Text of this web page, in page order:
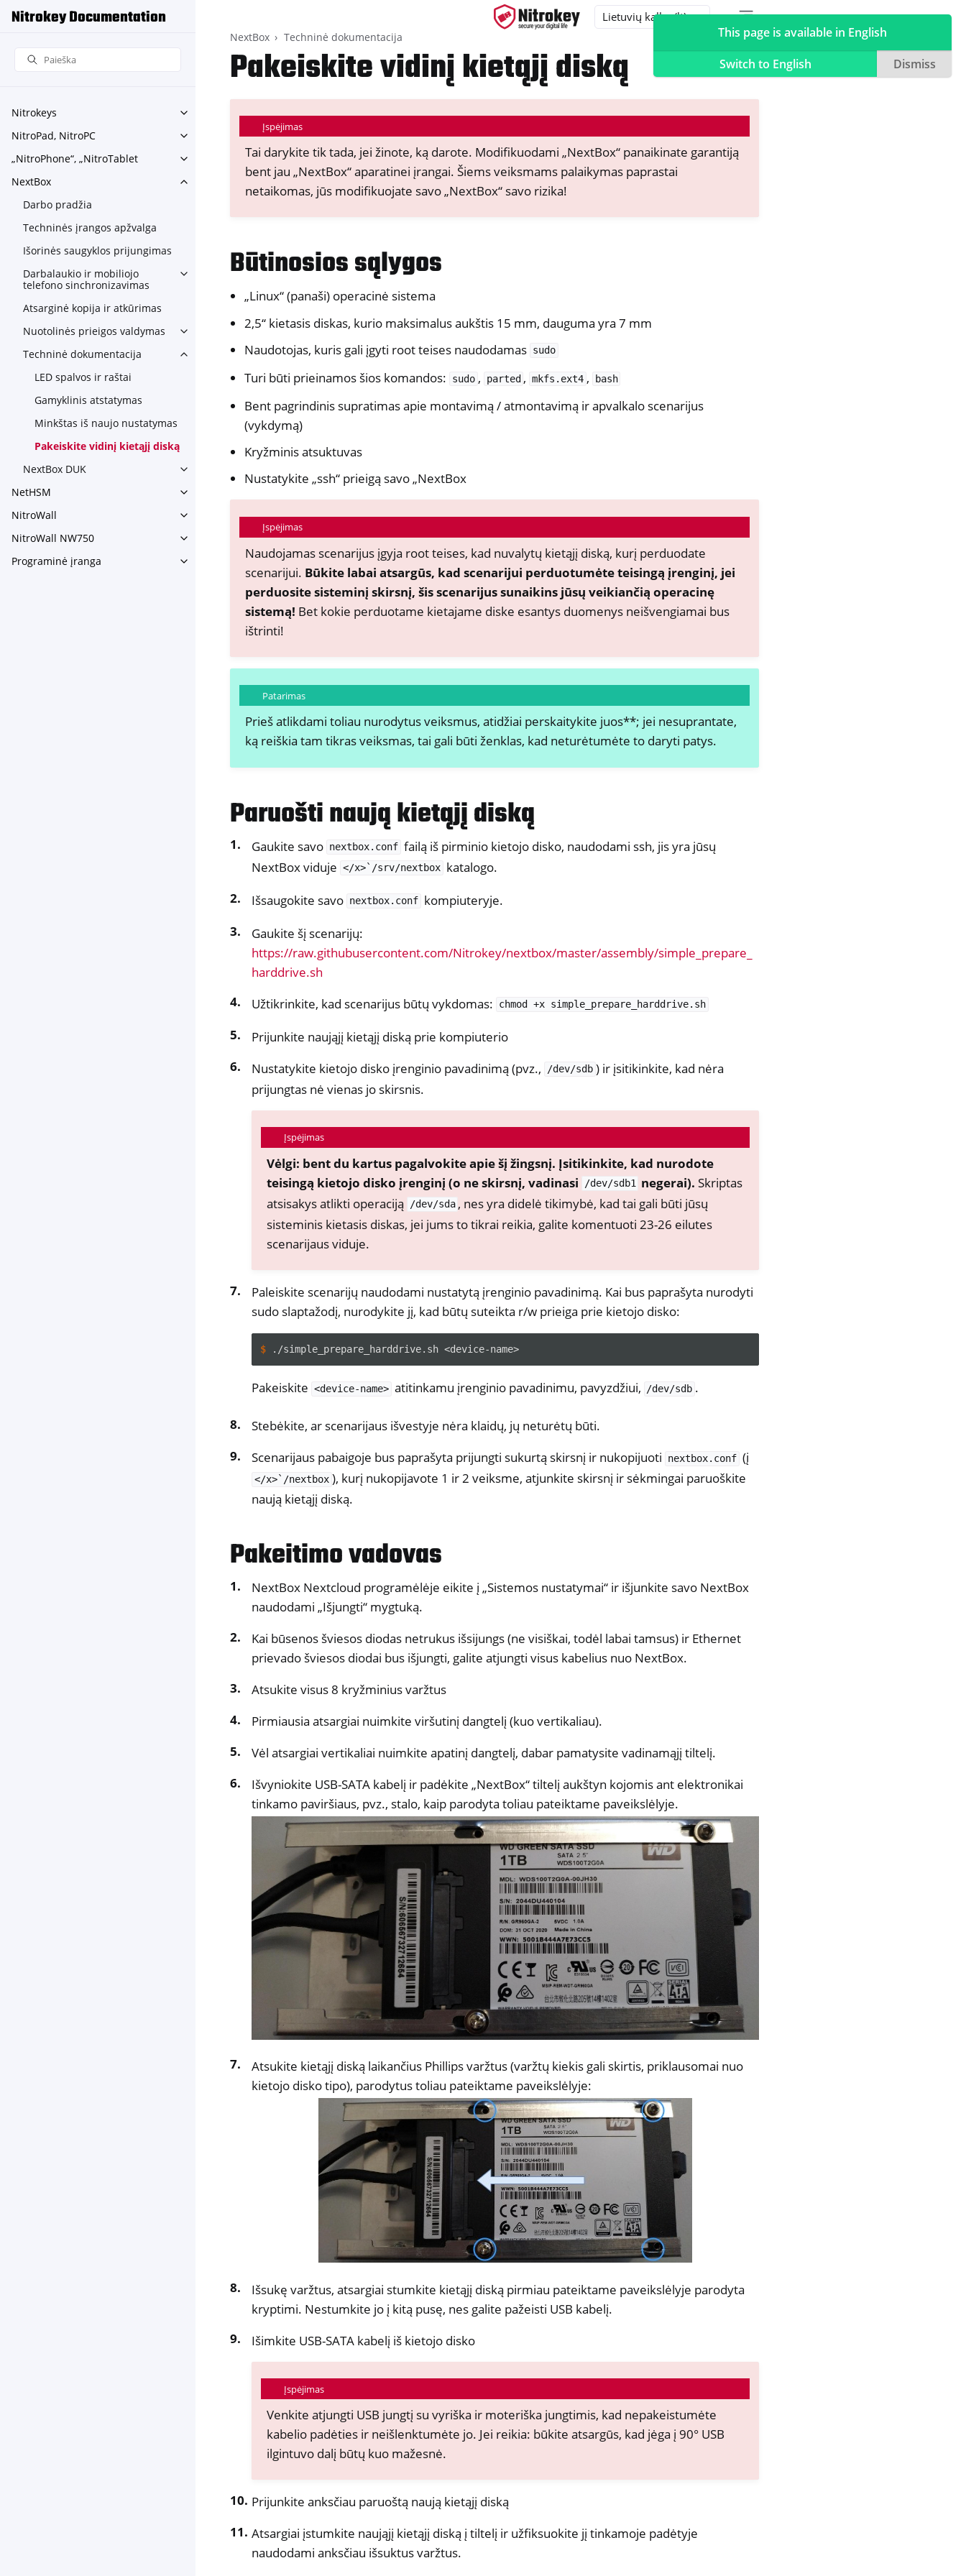
Nitrokey Documentation
Nitrokeys
Toggle navigation of Nitrokeys
NitroPad, NitroPC
Toggle navigation of NitroPad, NitroPC
„NitroPhone“, „NitroTablet
Toggle navigation of „NitroPhone“, „NitroTablet
NextBox
Toggle navigation of NextBox
Darbo pradžia
Techninės įrangos apžvalga
Išorinės saugyklos prijungimas
Darbalaukio ir mobiliojo
telefono sinchronizavimas
Toggle navigation of Darbalaukio ir mobiliojo telefono sinchronizavimas
Atsarginė kopija ir atkūrimas
Nuotolinės prieigos valdymas
Toggle navigation of Nuotolinės prieigos valdymas
Techninė dokumentacija
Toggle navigation of Techninė dokumentacija
LED spalvos ir raštai
Gamyklinis atstatymas
Minkštas iš naujo nustatymas
Pakeiskite vidinį kietąjį diską
NextBox DUK
Toggle navigation of NextBox DUK
NetHSM
Toggle navigation of NetHSM
NitroWall
Toggle navigation of NitroWall
NitroWall NW750
Toggle navigation of NitroWall NW750
Programinė įranga
Toggle navigation of Programinė įranga
NextBox Techninė dokumentacija
Pakeiskite vidinį kietąjį diską
Įspėjimas
Tai darykite tik tada, jei žinote, ką darote. Modifikuodami „NextBox“ panaikinate garantiją
bent jau „NextBox“ aparatinei įrangai. Šiems veiksmams palaikymas paprastai
netaikomas, jūs modifikuojate savo „NextBox“ savo rizika!
Būtinosios sąlygos
„Linux“ (panaši) operacinė sistema
2,5‘‘ kietasis diskas, kurio maksimalus aukštis 15 mm, dauguma yra 7 mm
Naudotojas, kuris gali įgyti root teises naudodamas sudo
Turi būti prieinamos šios komandos: sudo , parted , mkfs.ext4 , bash
Bent pagrindinis supratimas apie montavimą / atmontavimą ir apvalkalo scenarijus
(vykdymą)
Kryžminis atsuktuvas
Nustatykite „ssh“ prieigą savo „NextBox
Įspėjimas
Naudojamas scenarijus įgyja root teises, kad nuvalytų kietąjį diską, kurį perduodate
scenarijui. Būkite labai atsargūs, kad scenarijui perduotumėte teisingą įrenginį, jei
perduosite sisteminį skirsnį, šis scenarijus sunaikins jūsų veikiančią operacinę
sistemą! Bet kokie perduotame kietajame diske esantys duomenys neišvengiamai bus
ištrinti!
Patarimas
Prieš atlikdami toliau nurodytus veiksmus, atidžiai perskaitykite juos**; jei nesuprantate,
ką reiškia tam tikras veiksmas, tai gali būti ženklas, kad neturėtumėte to daryti patys.
Paruošti naują kietąjį diską
Gaukite savo nextbox.conf failą iš pirminio kietojo disko, naudodami ssh, jis yra jūsų
NextBox viduje </x>`/srv/nextbox katalogo.
Išsaugokite savo nextbox.conf kompiuteryje.
Gaukite šį scenarijų:
https://raw.githubusercontent.com/Nitrokey/nextbox/master/assembly/simple_prepare_
harddrive.sh
Užtikrinkite, kad scenarijus būtų vykdomas:
chmod +x simple_prepare_harddrive.sh
Prijunkite naująjį kietąjį diską prie kompiuterio
Nustatykite kietojo disko įrenginio pavadinimą (pvz.,
/dev/sdb ) ir įsitikinkite, kad nėra
prijungtas nė vienas jo skirsnis.
Įspėjimas
Vėlgi: bent du kartus pagalvokite apie šį žingsnį. Įsitikinkite, kad nurodote
teisingą kietojo disko įrenginį (o ne skirsnį, vadinasi
/dev/sdb1 negerai). Skriptas
atsisakys atlikti operaciją
/dev/sda , nes yra didelė tikimybė, kad tai gali būti jūsų
sisteminis kietasis diskas, jei jums to tikrai reikia, galite komentuoti 23-26 eilutes
scenarijaus viduje.
Paleiskite scenarijų naudodami nustatytą įrenginio pavadinimą. Kai bus paprašyta nurodyti
sudo slaptažodį, nurodykite jį, kad būtų suteikta r/w prieiga prie kietojo disko:
$ ./simple_prepare_harddrive.sh
Pakeiskite <device-name> atitinkamu įrenginio pavadinimu, pavyzdžiui, /dev/sdb .
Stebėkite, ar scenarijaus išvestyje nėra klaidų, jų neturėtų būti.
Scenarijaus pabaigoje bus paprašyta prijungti sukurtą skirsnį ir nukopijuoti
nextbox.conf (į
</x>`/nextbox ), kurį nukopijavote 1 ir 2 veiksme, atjunkite skirsnį ir sėkmingai paruoškite
naują kietąjį diską.
Pakeitimo vadovas
NextBox Nextcloud programėlėje eikite į „Sistemos nustatymai“ ir išjunkite savo NextBox
naudodami „Išjungti“ mygtuką.
Kai būsenos šviesos diodas netrukus išsijungs (ne visiškai, todėl labai tamsus) ir Ethernet
prievado šviesos diodai bus išjungti, galite atjungti visus kabelius nuo NextBox.
Atsukite visus 8 kryžminius varžtus
Pirmiausia atsargiai nuimkite viršutinį dangtelį (kuo vertikaliau).
Vėl atsargiai vertikaliai nuimkite apatinį dangtelį, dabar pamatysite vadinamąjį tiltelį.
Išvyniokite USB-SATA kabelį ir padėkite „NextBox“ tiltelį aukštyn kojomis ant elektronikai
tinkamo paviršiaus, pvz., stalo, kaip parodyta toliau pateiktame paveikslėlyje.
Atsukite kietąjį diską laikančius Phillips varžtus (varžtų kiekis gali skirtis, priklausomai nuo
kietojo disko tipo), parodytus toliau pateiktame paveikslėlyje:
Išsukę varžtus, atsargiai stumkite kietąjį diską pirmiau pateiktame paveikslėlyje parodyta
kryptimi. Nestumkite jo į kitą pusę, nes galite pažeisti USB kabelį.
Išimkite USB-SATA kabelį iš kietojo disko
Įspėjimas
Venkite atjungti USB jungtį su vyriška ir moteriška jungtimis, kad nepakeistumėte
kabelio padėties ir neišlenktumėte jo. Jei reikia: būkite atsargūs, kad jėga į 90° USB
ilgintuvo dalį būtų kuo mažesnė.
Prijunkite anksčiau paruoštą naują kietąjį diską
Atsargiai įstumkite naująjį kietąjį diską į tiltelį ir užfiksuokite jį tinkamoje padėtyje
naudodami anksčiau išsuktus varžtus.
This page is available in English
Switch to English
Dismiss